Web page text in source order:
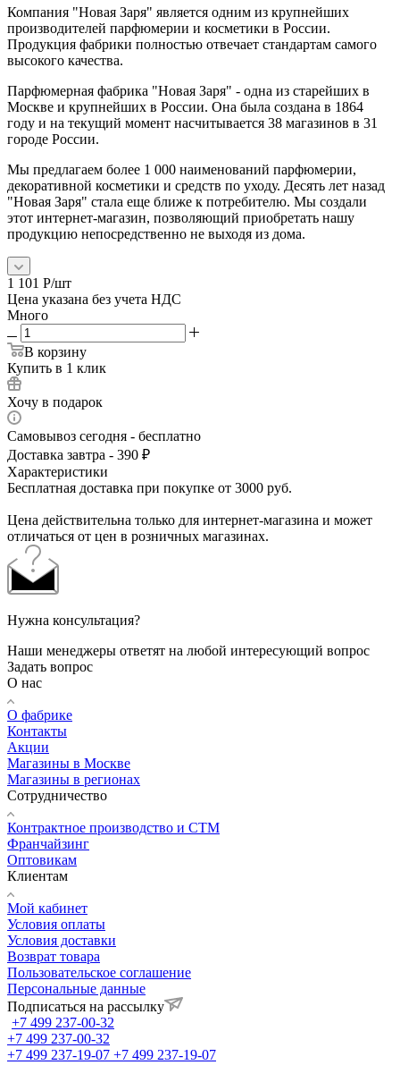
Компания "Новая Заря" является одним из крупнейших
производителей парфюмерии и косметики в России.
Продукция фабрики полностью отвечает стандартам самого
высокого качества.
Парфюмерная фабрика "Новая Заря" - одна из старейших в
Москве и крупнейших в России. Она была создана в 1864
году и на текущий момент насчитывается 38 магазинов в 31
городе России.
Мы предлагаем более 1 000 наименований парфюмерии,
декоративной косметики и средств по уходу. Десять лет назад
"Новая Заря" стала еще ближе к потребителю. Мы создали
этот интернет-магазин, позволяющий приобретать нашу
продукцию непосредственно не выходя из дома.
1 101 Р/шт
Цена указана без учета НДС
Много
В корзину
Купить в 1 клик
Хочу в подарок
Самовывоз сегодня - бесплатно
Доставка завтра - 390 ₽
Характеристики
Бесплатная доставка при покупке от 3000 руб.
Цена действительна только для интернет-магазина и может
отличаться от цен в розничных магазинах.
Нужна консультация?
Наши менеджеры ответят на любой интересующий вопрос
Задать вопрос
О нас
О фабрике
Контакты
Акции
Магазины в Москве
Магазины в регионах
Сотрудничество
Контрактное производство и СТМ
Франчайзинг
Оптовикам
Клиентам
Мой кабинет
Условия оплаты
Условия доставки
Возврат товара
Пользовательское соглашение
Персональные данные
Подписаться на рассылку
+7 499 237-00-32
+7 499 237-00-32
+7 499 237-19-07 +7 499 237-19-07